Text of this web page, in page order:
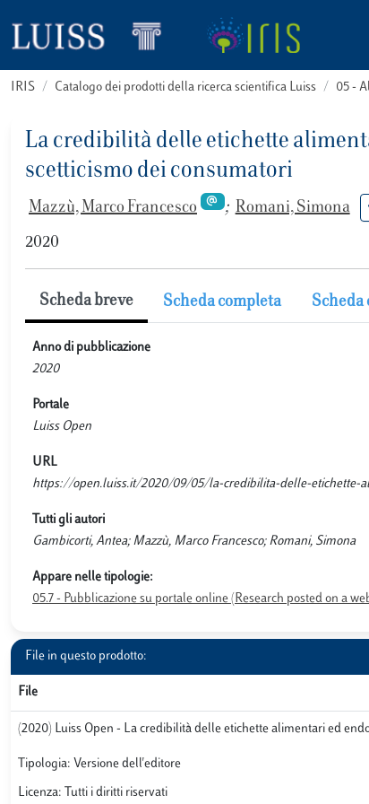
IRIS Catalogo dei prodotti della ricerca scientifica Luiss 05 -
La credibilità delle etichette
scetticismo dei consumatori
Mazzù, Marco Francesco ; Romani, Simona
2020
Scheda breve Scheda completa Scheda
Anno di pubblicazione
2020
Portale
Luiss Open
URL
https://open.luiss.it/2020/09/05/la-credibilita-delle-etichette-
Tutti gli autori
Gambicorti, Antea; Mazzù, Marco Francesco; Romani, Simona
Appare nelle tipologie:
05.7 - Pubblicazione su portale online (Research posted on a
File in questo prodotto:
File
(2020) Luiss Open - La credibilità delle etichette alimentari ed
Tipologia: Versione dell'editore
Licenza: Tutti i diritti riservati